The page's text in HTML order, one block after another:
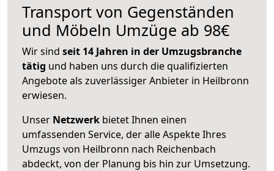
Transport von Gegenständen
und Möbeln Umzüge ab 98€
Wir sind seit 14 Jahren in der Umzugsbranche
tätig und haben uns durch die qualifizierten
Angebote als zuverlässiger Anbieter in Heilbronn
erwiesen.
Unser Netzwerk bietet Ihnen einen
umfassenden Service, der alle Aspekte Ihres
Umzugs von Heilbronn nach Reichenbach
abdeckt, von der Planung bis hin zur Umsetzung.